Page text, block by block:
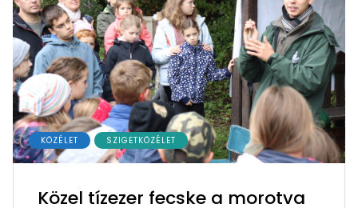
KÖZÉLET SZIGETKÖZÉLET
Közel tízezer fecske a morotva